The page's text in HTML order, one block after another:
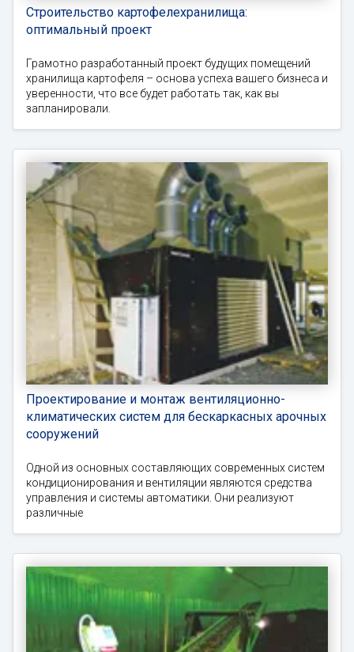
Строительство картофелехранилища:
оптимальный проект
Грамотно разработанный проект будущих помещений
хранилища картофеля – основа успеха вашего бизнеса и
уверенности, что все будет работать так, как вы
запланировали.
Проектирование и монтаж вентиляционно-
климатических систем для бескаркасных арочных
сооружений
Одной из основных составляющих современных систем
кондиционирования и вентиляции являются средства
управления и системы автоматики. Они реализуют
различные